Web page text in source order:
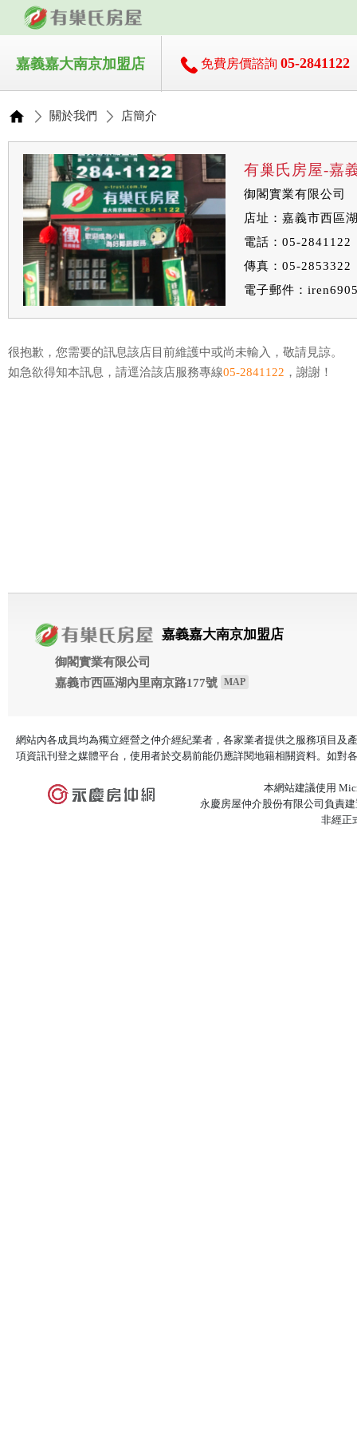
嘉義嘉大南京加盟店 免費房價諮詢05-2841122
關於我們 店簡介
有巢氏房屋-嘉
御閣實業有限公司
店址：嘉義市西區
電話：05-2841122
傳真：05-2853322
電子郵件：
很抱歉，您需要的訊息該店目前維護中或尚未輸入，敬請見諒。
如急欲得知本訊息，請逕洽該店服務專線05-2841122 ，謝謝！
嘉義嘉大南京加盟店
御閣實業有限公司
嘉義市西區湖內里南京路177號 MAP
網站內各成員均為獨立經營之仲介經紀業者，各家業者提供之服務項目
項資訊刊登之媒體平台，使用者於交易前能仍應詳閱地籍相關資料。如對
本網站建議使用
永慶房屋仲介股份有限公司負責
非經正